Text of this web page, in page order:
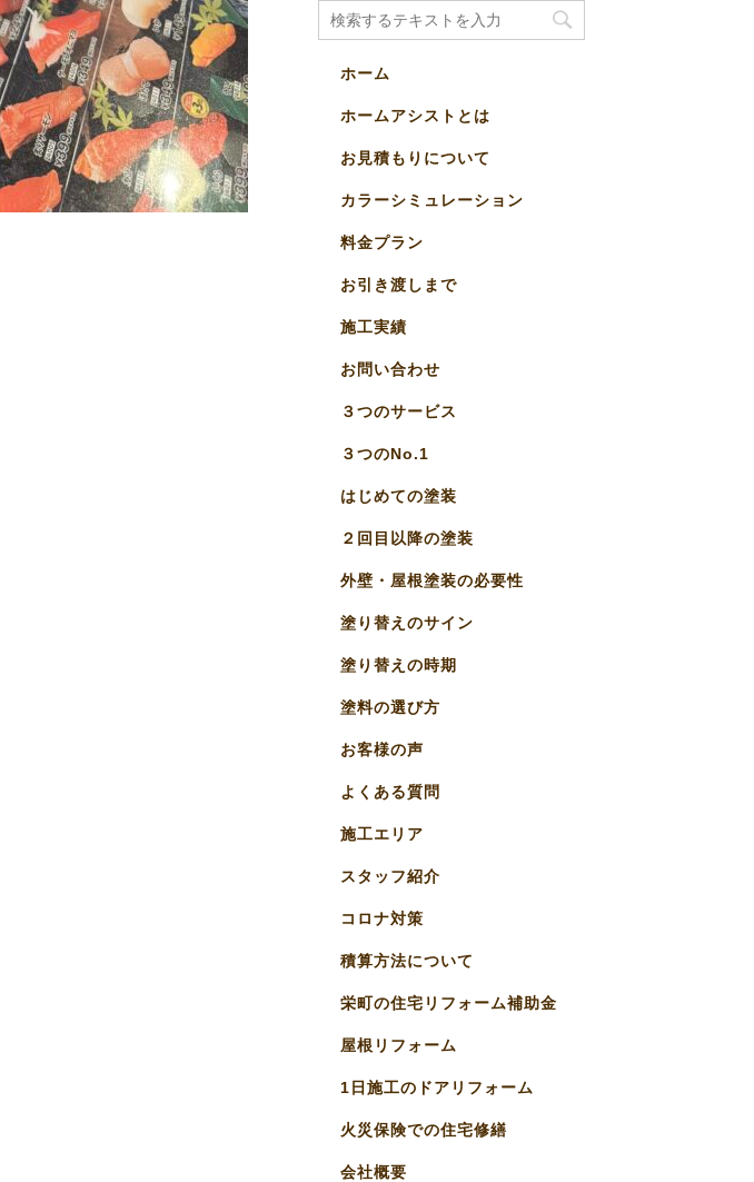
ホーム
ホームアシストとは
お見積もりについて
カラーシミュレーション
料金プラン
お引き渡しまで
施工実績
お問い合わせ
３つのサービス
３つのNo.1
はじめての塗装
２回目以降の塗装
外壁・屋根塗装の必要性
塗り替えのサイン
塗り替えの時期
塗料の選び方
お客様の声
よくある質問
施工エリア
スタッフ紹介
コロナ対策
積算方法について
栄町の住宅リフォーム補助金
屋根リフォーム
1日施工のドアリフォーム
火災保険での住宅修繕
会社概要